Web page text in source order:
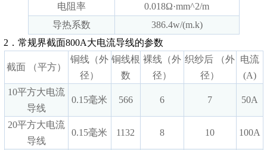
电阻率
0.018Ω·mm^2/m
导热系数
386.4w/(m.k)
2．常规界截面800A大电流导线的参数
截面 （平方）
铜线（外
径）
铜线根
数
裸线（外
径）
织纱后 （外
径）
电流
(A)
10平方大电流
导线
0.15毫米 566 6 7 50A
20平方大电流
导线
0.15毫米 1132 8 10 100A